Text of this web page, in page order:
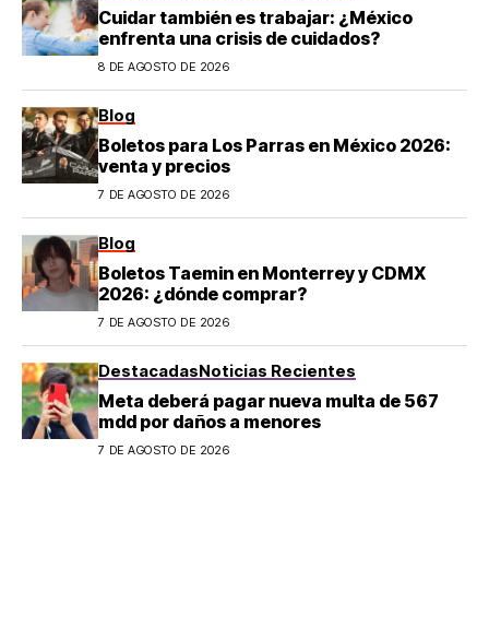
Cuidar también es trabajar: ¿México
enfrenta una crisis de cuidados?
8 DE AGOSTO DE 2026
Blog
Boletos para Los Parras en México 2026:
venta y precios
7 DE AGOSTO DE 2026
Blog
Boletos Taemin en Monterrey y CDMX
2026: ¿dónde comprar?
7 DE AGOSTO DE 2026
DestacadasNoticias Recientes
Meta deberá pagar nueva multa de 567
mdd por daños a menores
7 DE AGOSTO DE 2026